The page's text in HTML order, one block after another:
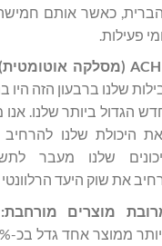
כאשר אותם
פעילות.
ACH(מסלקה
הגדול ביותר שלנו. אנו
היכולת שלנו להרחיב
שלנו מעבר
את שוק היעד הרלוונטי
מוצרים מורחבת: